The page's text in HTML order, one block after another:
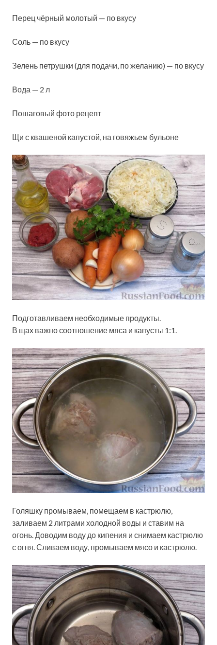
Перец чёрный молотый — по вкусу
Соль — по вкусу
Зелень петрушки (для подачи, по желанию) — по вкусу
Вода — 2 л
Пошаговый фото рецепт
Щи с квашеной капустой, на говяжьем бульоне
Подготавливаем необходимые продукты.
В щах важно соотношение мяса и капусты 1:1.
Голяшку промываем, помещаем в кастрюлю,
заливаем 2 литрами холодной воды и ставим на
огонь. Доводим воду до кипения и снимаем кастрюлю
с огня. Сливаем воду, промываем мясо и кастрюлю.